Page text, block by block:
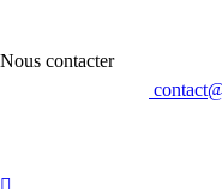
Nous contacter